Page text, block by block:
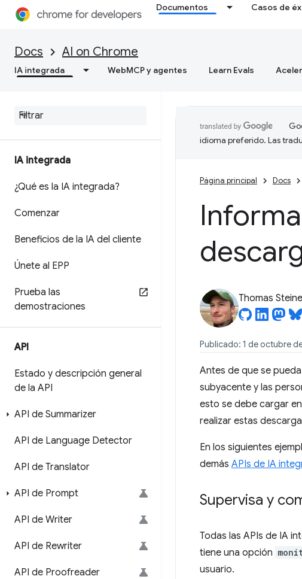
Documentos Casos de
Docs AI on Chrome
IA integrada WebMCP y agentes Learn Evals
IA integrada
¿Qué es la IA integrada?
Comenzar
Beneficios de la IA del cliente
Únete al EPP
Prueba las
demostraciones
API
Estado y descripción general
de la API
API de Summarizer
API de Language Detector
API de Translator
API de Prompt
API de Writer
API de Rewriter
API de Proofreader
idioma preferido. Las
Página principal Docs
Thomas
Publicado: 1 de octubre
Antes de que se
subyacente y las
esto se debe cargar
realizar estas
En los siguientes
demás APIs de IA
Supervisa y
Todas las APIs de IA
tiene una opción
usuario.